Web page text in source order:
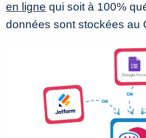
en ligne qui soit à 100%
données sont stockées au